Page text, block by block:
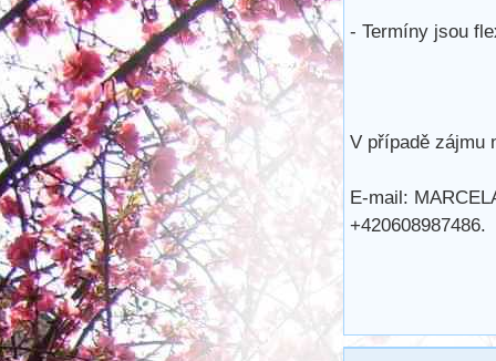
- Termíny jsou
V případě zájmu
E-mail:
+420608987486.